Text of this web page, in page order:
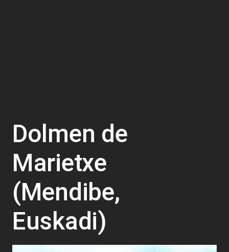
Dolmen de
Marietxe
(Mendibe,
Euskadi)